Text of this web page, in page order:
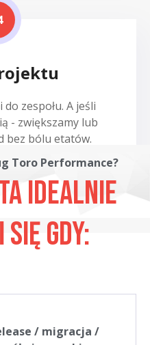
zespołu. A jeśli
- zwiększamy lub
bez bólu etatów.
Toro Performance?
idealnie
gdy:
/ migracja /